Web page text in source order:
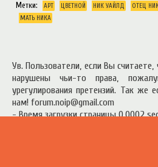
Метки: АРТ ЦВЕТНОЙ НИК УАЙЛД
ОТЕЦ
МАТЬ НИКА
Ув. Пользователи, если Вы
нарушены чьи-то права,
урегулирования претензий. Так же
нам! forum.noip@gmail.com
- Время загрузки страницы 0.0002